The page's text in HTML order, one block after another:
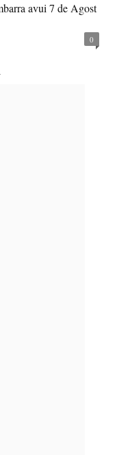
avui 7 de Agost
0